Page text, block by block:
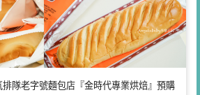
隊老字號麵包店『金時代專業烘焙』預購